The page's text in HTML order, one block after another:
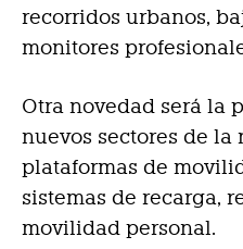
recorridos urbanos,
monitores
Otra novedad será la
nuevos sectores de la
plataformas de
sistemas de recarga,
movilidad personal.